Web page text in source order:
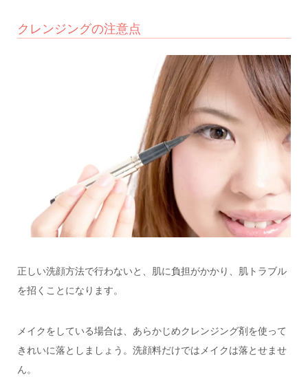
クレンジングの注意点
正しい洗顔方法で行わないと、肌に負担がかかり、肌トラブル
を招くことになります。
メイクをしている場合は、あらかじめクレンジング剤を使って
きれいに落としましょう。洗顔料だけではメイクは落とせませ
ん。